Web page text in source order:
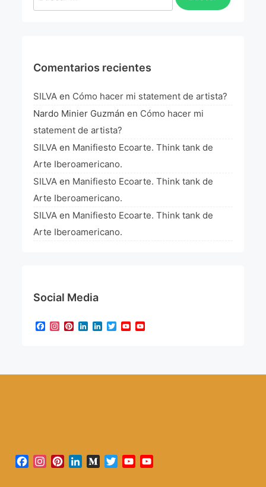
Comentarios recientes
SILVA en Cómo hacer mi statement de artista?
Nardo Minier Guzmán en Cómo hacer mi
statement de artista?
SILVA en Manifiesto Ecoarte. Think tank de
Arte Iberoamericano.
SILVA en Manifiesto Ecoarte. Think tank de
Arte Iberoamericano.
SILVA en Manifiesto Ecoarte. Think tank de
Arte Iberoamericano.
Social Media
Facebook
Instagram
Pinterest
LinkedIn
LinkedIn
TwitterYouTube
Facebook
Instagram
PinterestLinkedInMediumTwitterYouTube